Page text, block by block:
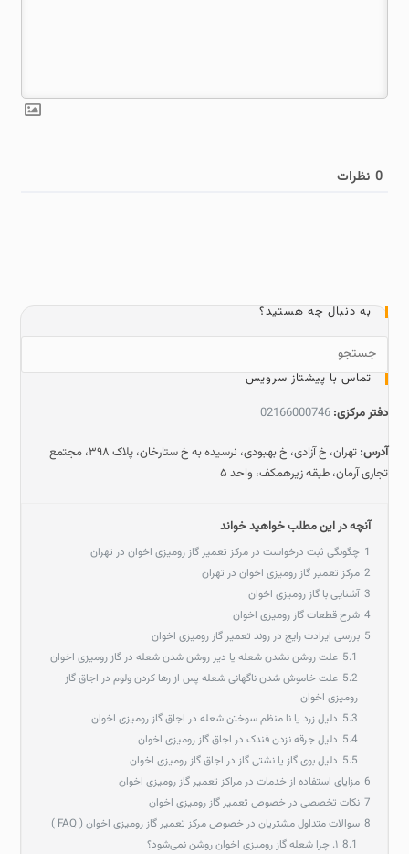
0 نظرات
به دنبال چه هستید؟
تماس با پیشتاز سرویس
دفتر مرکزی: 02166000746
آدرس:
تهران، خ آزادی، خ بهبودی، نرسیده به خ ستارخان، پلاک ۳۹۸، مجتمع
تجاری آرمان، طبقه زیرهمکف، واحد ۵
آنچه در این مطلب خواهید خواند
1 چگونگی ثبت درخواست در مرکز تعمیر گاز رومیزی اخوان در تهران
2 مرکز تعمیر گاز رومیزی اخوان در تهران
3 آشنایی با گاز رومیزی اخوان
4 شرح قطعات گاز رومیزی اخوان
5 بررسی ایرادت رایج در روند تعمیر گاز رومیزی اخوان
5.1 علت روشن نشدن شعله یا دیر روشن شدن شعله در گاز رومیزی اخوان
5.2 علت خاموش شدن ناگهانی شعله پس از رها کردن ولوم در اجاق گاز
رومیزی اخوان
5.3 دلیل زرد یا نا منظم سوختن شعله در اجاق گاز رومیزی اخوان
5.4 دلیل جرقه نزدن فندک در اجاق گاز رومیزی اخوان
5.5 دلیل بوی گاز یا نشتی گاز در اجاق گاز رومیزی اخوان
6 مزایای استفاده از خدمات در مراکز تعمیر گاز رومیزی اخوان
7 نکات تخصصی در خصوص تعمیر گاز رومیزی اخوان
8 سوالات متداول مشتریان در خصوص مرکز تعمیر گاز رومیزی اخوان ( FAQ )
8.1 ۱. چرا شعله گاز رومیزی اخوان روشن نمی‌شود؟